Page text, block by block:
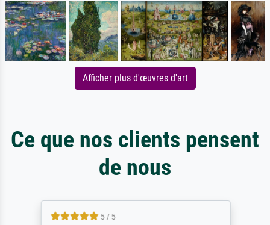
Afficher plus d'œuvres d'art
Ce que nos clients pensent
de nous
5 / 5